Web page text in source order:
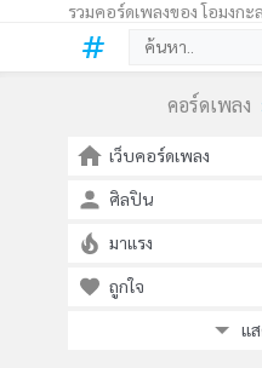
รวมคอร์ดเพลงของ โอมงก
คอร์ดเพลง
เว็บคอร์ดเพลง
ศิลปิน
มาแรง
ถูกใจ
แ